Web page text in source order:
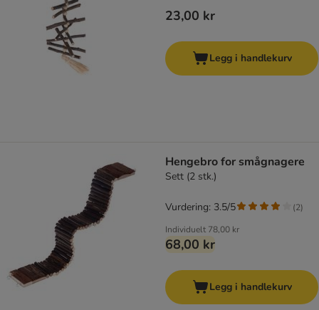
23,00 kr
Legg i handlekurv
Hengebro for smågnagere
Sett (2 stk.)
Individuelt 78,00 kr
68,00 kr
Vurdering: 3.5/5 (2)
Legg i handlekurv